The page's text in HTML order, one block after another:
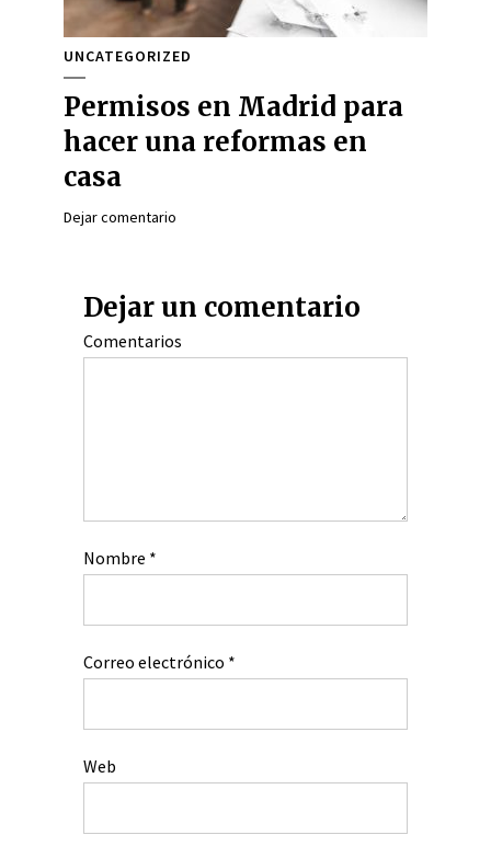
UNCATEGORIZED
Permisos en Madrid para
hacer una reformas en
casa
Dejar comentario
Dejar un comentario
Comentarios
Nombre *
Correo electrónico *
Web